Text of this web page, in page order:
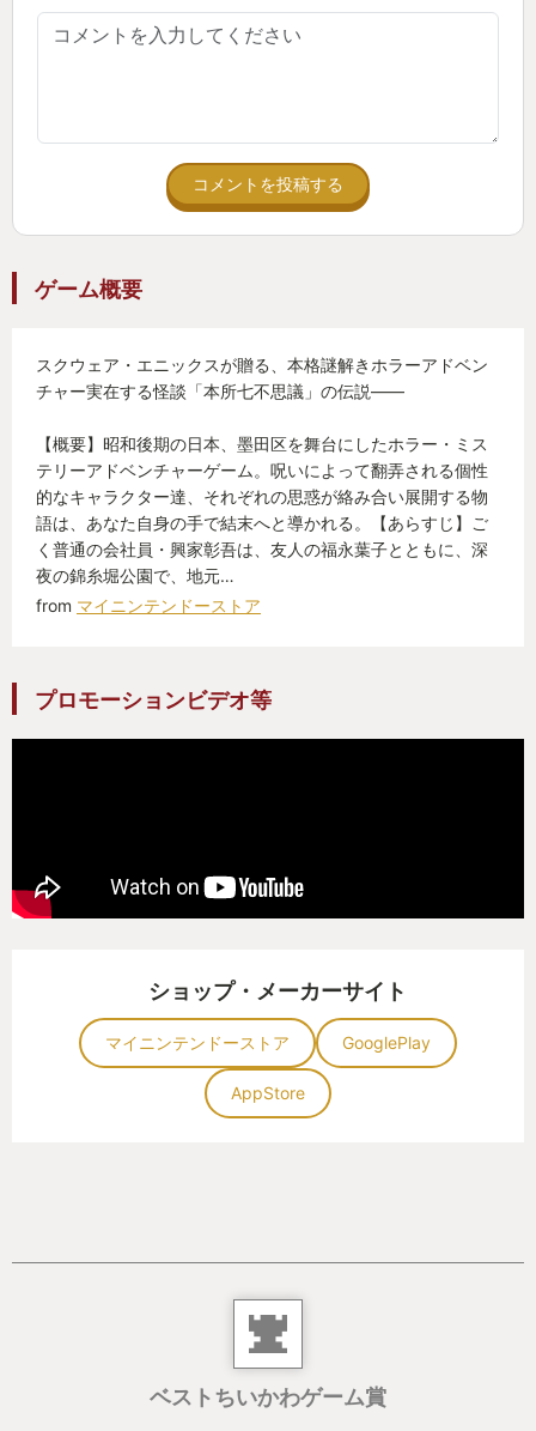
コメントを投稿する
ゲーム概要
スクウェア・エニックスが贈る、本格謎解きホラーアドベン
チャー実在する怪談「本所七不思議」の伝説――
【概要】昭和後期の日本、墨田区を舞台にしたホラー・ミス
テリーアドベンチャーゲーム。呪いによって翻弄される個性
的なキャラクター達、それぞれの思惑が絡み合い展開する物
語は、あなた自身の手で結末へと導かれる。【あらすじ】ご
く普通の会社員・興家彰吾は、友人の福永葉子とともに、深
夜の錦糸堀公園で、地元…
from マイニンテンドーストア
プロモーションビデオ等
ショップ・メーカーサイト
マイニンテンドーストア GooglePlay
AppStore
ベストちいかわゲーム賞